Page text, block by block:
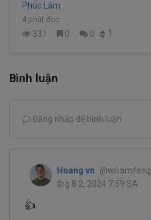
Phúc Lâm
4 phút đọc
331 0 0 1
Bình luận
Đăng nhập để bình luận
Hoang vn
@wiliamfeng
thg 8 2, 2024 7:59 SA
👍️